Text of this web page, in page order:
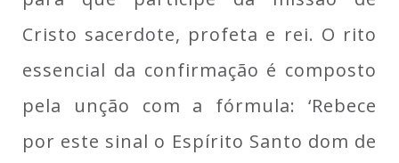
Cristo sacerdote, profeta e rei. O rito
essencial da confirmação é composto
pela unção com a fórmula: ‘Rebece
por este sinal o Espírito Santo dom de